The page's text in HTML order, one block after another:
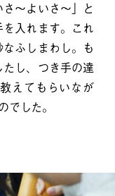
〜よいさ〜」と
入れます。これ
ふしまわし。も
し、つき手の達
えてもらいなが
でした。